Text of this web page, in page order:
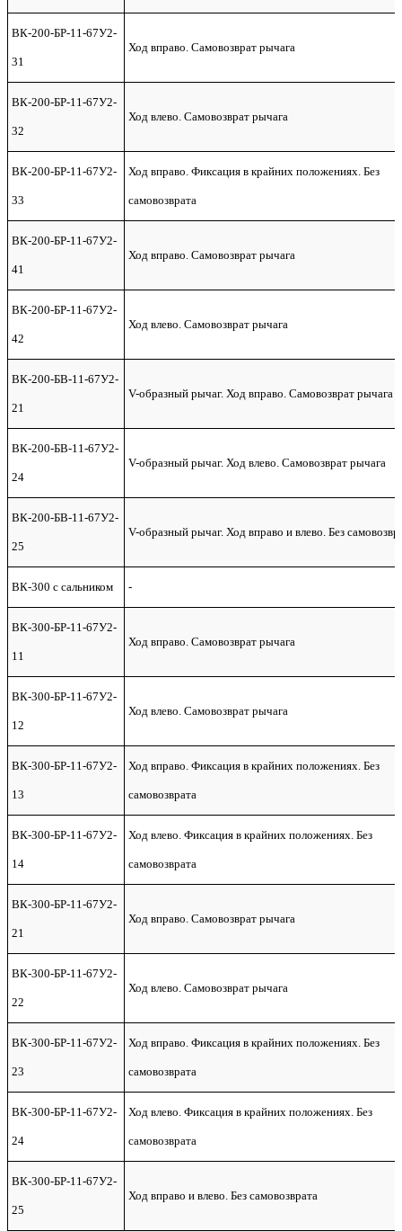
ВК-200-БР-11-67У2-
31
Ход вправо. Самовозврат рычага
ВК-200-БР-11-67У2-
32
Ход влево. Самовозврат рычага
ВК-200-БР-11-67У2-
33
Ход вправо. Фиксация в крайних положениях. Без
самовозврата
ВК-200-БР-11-67У2-
41
Ход вправо. Самовозврат рычага
ВК-200-БР-11-67У2-
42
Ход влево. Самовозврат рычага
ВК-200-БВ-11-67У2-
21
V-образный рычаг. Ход вправо. Самовозврат рычага
ВК-200-БВ-11-67У2-
24
V-образный рычаг. Ход влево. Самовозврат рычага
ВК-200-БВ-11-67У2-
25
V-образный рычаг. Ход вправо и влево. Без
ВК-300 с сальником -
ВК-300-БР-11-67У2-
11
Ход вправо. Самовозврат рычага
ВК-300-БР-11-67У2-
12
Ход влево. Самовозврат рычага
ВК-300-БР-11-67У2-
13
Ход вправо. Фиксация в крайних положениях. Без
самовозврата
ВК-300-БР-11-67У2-
14
Ход влево. Фиксация в крайних положениях. Без
самовозврата
ВК-300-БР-11-67У2-
21
Ход вправо. Самовозврат рычага
ВК-300-БР-11-67У2-
22
Ход влево. Самовозврат рычага
ВК-300-БР-11-67У2-
23
Ход вправо. Фиксация в крайних положениях. Без
самовозврата
ВК-300-БР-11-67У2-
24
Ход влево. Фиксация в крайних положениях. Без
самовозврата
ВК-300-БР-11-67У2-
25
Ход вправо и влево. Без самовозврата